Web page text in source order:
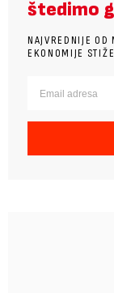
štedimo
NAJVREDNIJE OD
EKONOMIJE